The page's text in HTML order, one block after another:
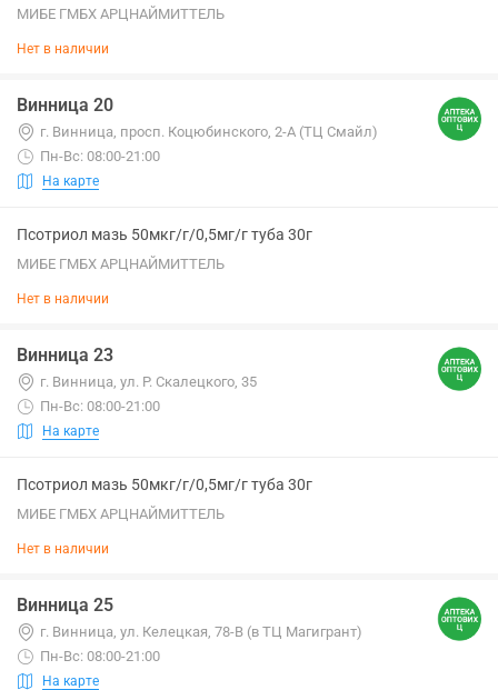
МИБЕ ГМБХ АРЦНАЙМИТТЕЛЬ
Нет в наличии
Винница 20
г. Винница, просп. Коцюбинского, 2-А (ТЦ Смайл)
Пн-Вс: 08:00-21:00
На карте
Псотриол мазь 50мкг/г/0,5мг/г туба 30г
МИБЕ ГМБХ АРЦНАЙМИТТЕЛЬ
Нет в наличии
Винница 23
г. Винница, ул. Р. Скалецкого, 35
Пн-Вс: 08:00-21:00
На карте
Псотриол мазь 50мкг/г/0,5мг/г туба 30г
МИБЕ ГМБХ АРЦНАЙМИТТЕЛЬ
Нет в наличии
Винница 25
г. Винница, ул. Келецкая, 78-В (в ТЦ Магигрант)
Пн-Вс: 08:00-21:00
На карте